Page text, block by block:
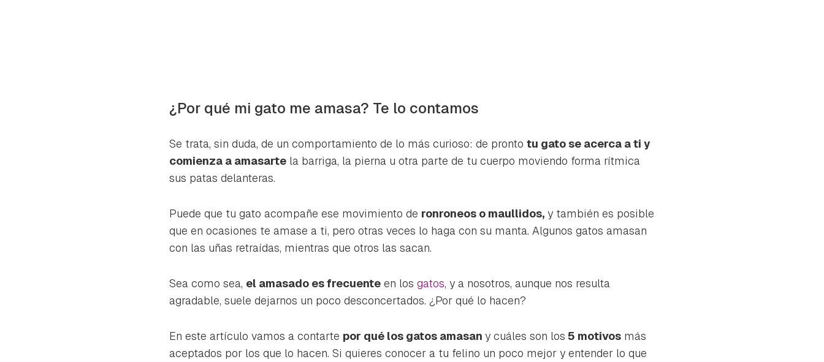
Guardar como favorito
Para poder guardar como favorito, primero has de iniciar sesión con tu
cuenta de Hogarmanía.
¿Por qué mi gato me amasa? Te lo contamos
Se trata, sin duda, de un comportamiento de lo más curioso: de pronto tu gato se acerca a ti y
comienza a amasarte la barriga, la pierna u otra parte de tu cuerpo moviendo forma rítmica
sus patas delanteras.
Puede que tu gato acompañe ese movimiento de ronroneos o maullidos, y también es posible
que en ocasiones te amase a ti, pero otras veces lo haga con su manta. Algunos gatos amasan
con las uñas retraídas, mientras que otros las sacan.
Sea como sea, el amasado es frecuente en los gatos, y a nosotros, aunque nos resulta
agradable, suele dejarnos un poco desconcertados. ¿Por qué lo hacen?
En este artículo vamos a contarte por qué los gatos amasan y cuáles son los 5 motivos más
aceptados por los que lo hacen. Si quieres conocer a tu felino un poco mejor y entender lo que
Gracias por suscribirte a nuestro boletín.
ACEPTAR